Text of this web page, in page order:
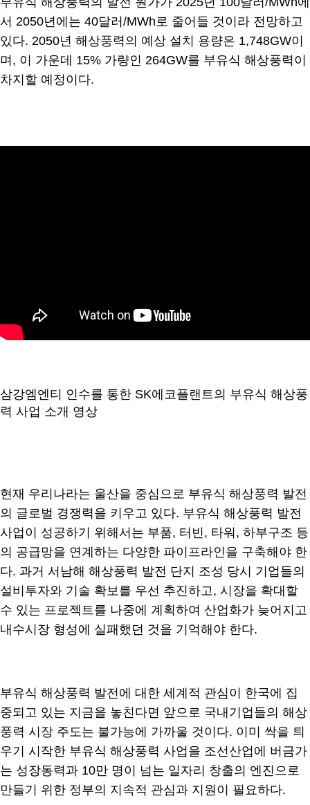
서 2050년에는 40달러/MWh로 줄어들 것이라 전망하고
있다. 2050년 해상풍력의 예상 설치 용량은 1,748GW이
며, 이 가운데 15% 가량인 264GW를 부유식 해상풍력이
차지할 예정이다.
삼강엠엔티 인수를 통한 SK에코플랜트의 부유식 해상풍
력 사업 소개 영상
현재 우리나라는 울산을 중심으로 부유식 해상풍력 발전
의 글로벌 경쟁력을 키우고 있다. 부유식 해상풍력 발전
사업이 성공하기 위해서는 부품, 터빈, 타워, 하부구조 등
의 공급망을 연계하는 다양한 파이프라인을 구축해야 한
다. 과거 서남해 해상풍력 발전 단지 조성 당시 기업들의
설비투자와 기술 확보를 우선 추진하고, 시장을 확대할
수 있는 프로젝트를 나중에 계획하여 산업화가 늦어지고
내수시장 형성에 실패했던 것을 기억해야 한다.
부유식 해상풍력 발전에 대한 세계적 관심이 한국에 집
중되고 있는 지금을 놓친다면 앞으로 국내기업들의 해상
풍력 시장 주도는 불가능에 가까울 것이다. 이미 싹을 틔
우기 시작한 부유식 해상풍력 사업을 조선산업에 버금가
는 성장동력과 10만 명이 넘는 일자리 창출의 엔진으로
만들기 위한 정부의 지속적 관심과 지원이 필요하다.